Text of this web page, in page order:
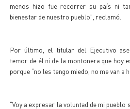
menos hizo fue recorrer su país ni
bienestar de nuestro pueblo”, reclamó.
Por último, el titular del Ejecutivo
temor de él ni de la montonera que hoy
porque “no les tengo miedo, no me van a
“Voy a expresar la voluntad de mi pueblo